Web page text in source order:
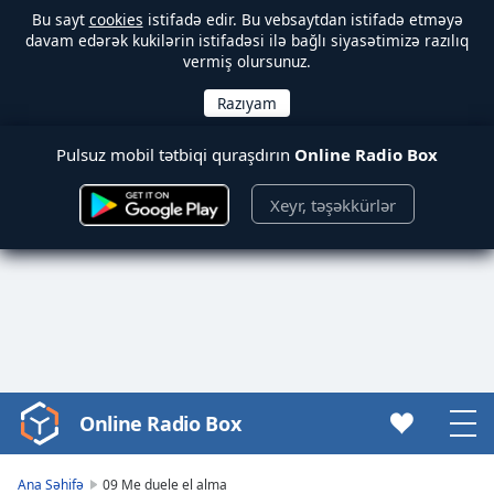
Bu sayt cookies istifadə edir. Bu vebsaytdan istifadə etməyə
davam edərək kukilərin istifadəsi ilə bağlı siyasətimizə razılıq
vermiş olursunuz.
Pulsuz mobil tətbiqi quraşdırın Online Radio Box
Xeyr, təşəkkürlər
Video
Player
Online Radio Box
Ana Səhifə 09 Me duele el alma